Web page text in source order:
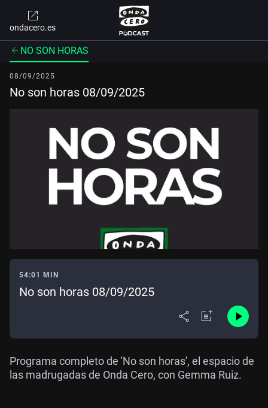
ondacero.es
NO SON HORAS
08/09/2025
No son horas 08/09/2025
54:01 MIN
No son horas 08/09/2025
Programa completo de 'No son horas', el espacio de
las madrugadas de Onda Cero, con Gemma Ruiz.